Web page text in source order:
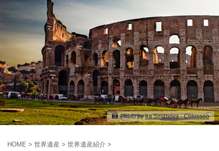
Photo byIra Smirnova - Colosseo
HOME > 世界遺産 > 世界遺産紹介 >